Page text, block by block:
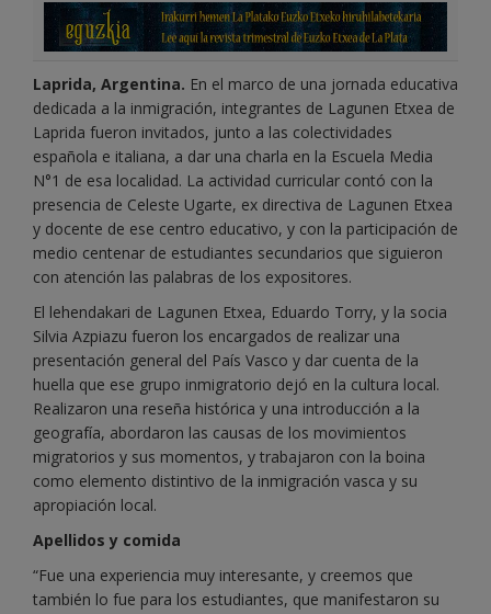
Laprida, Argentina. En el marco de una jornada educativa
dedicada a la inmigración, integrantes de Lagunen Etxea de
Laprida fueron invitados, junto a las colectividades
española e italiana, a dar una charla en la Escuela Media
N°1 de esa localidad. La actividad curricular contó con la
presencia de Celeste Ugarte, ex directiva de Lagunen Etxea
y docente de ese centro educativo, y con la participación de
medio centenar de estudiantes secundarios que siguieron
con atención las palabras de los expositores.
El lehendakari de Lagunen Etxea, Eduardo Torry, y la socia
Silvia Azpiazu fueron los encargados de realizar una
presentación general del País Vasco y dar cuenta de la
huella que ese grupo inmigratorio dejó en la cultura local.
Realizaron una reseña histórica y una introducción a la
geografía, abordaron las causas de los movimientos
migratorios y sus momentos, y trabajaron con la boina
como elemento distintivo de la inmigración vasca y su
apropiación local.
Apellidos y comida
“Fue una experiencia muy interesante, y creemos que
también lo fue para los estudiantes, que manifestaron su